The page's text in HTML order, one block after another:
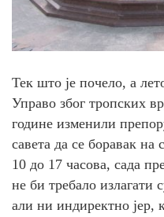
Тек што је почело, а
Управо због тропских
године изменили
савета да се боравак на
10 до 17 часова, сада
не би требало излагати
али ни индиректно јер,